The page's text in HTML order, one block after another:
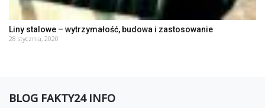
Liny stalowe – wytrzymałość, budowa i zastosowanie
28 stycznia, 2020
BLOG FAKTY24 INFO